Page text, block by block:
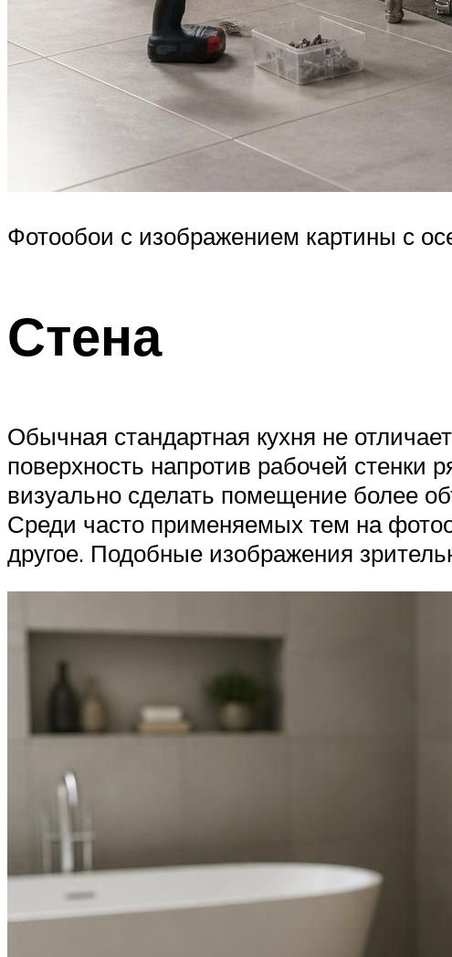
Фотообои с изображением картины с
Стена
Обычная стандартная кухня не
поверхность напротив рабочей
визуально сделать помещение более
Среди часто применяемых тем на
другое. Подобные изображения